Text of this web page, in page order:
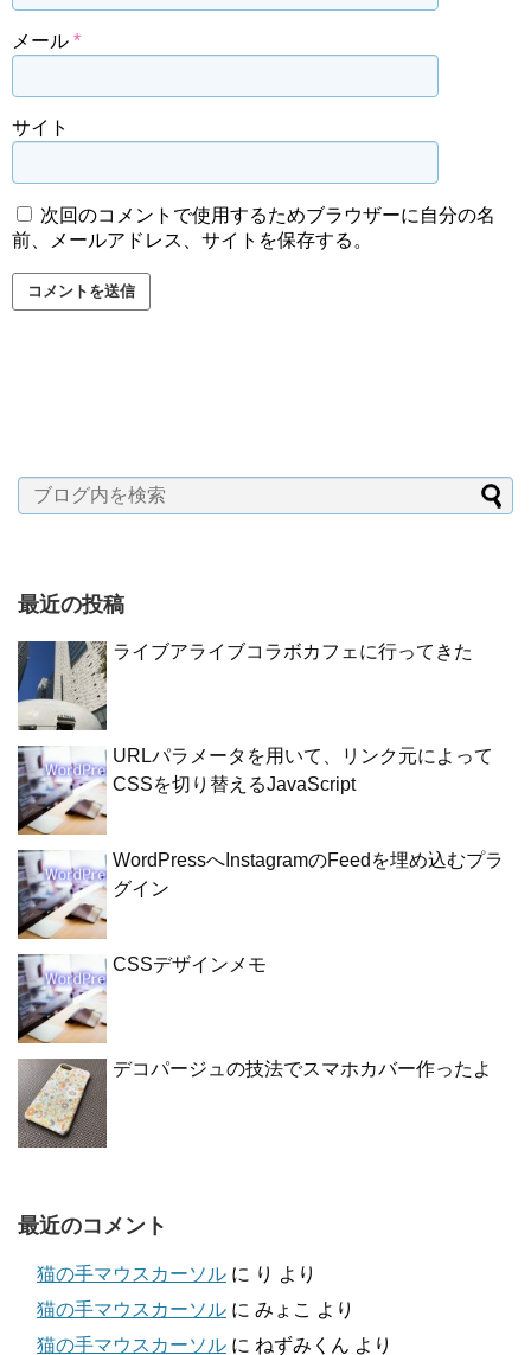
メール *
サイト
次回のコメントで使用するためブラウザーに自分の名
前、メールアドレス、サイトを保存する。
最近の投稿
ライブアライブコラボカフェに行ってきた
URLパラメータを用いて、リンク元によって
CSSを切り替えるJavaScript
WordPressへInstagramのFeedを埋め込むプラ
グイン
CSSデザインメモ
デコパージュの技法でスマホカバー作ったよ
最近のコメント
猫の手マウスカーソル に り より
猫の手マウスカーソル に みょこ より
猫の手マウスカーソル に ねずみくん より